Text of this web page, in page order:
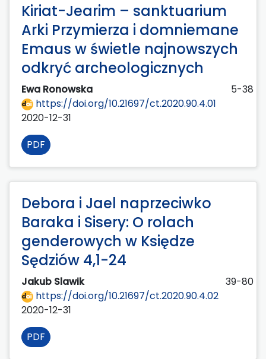
Kiriat-Jearim – sanktuarium
Arki Przymierza i domniemane
Emaus w świetle najnowszych
odkryć archeologicznych
Ewa Ronowska
5-38
https://doi.org/10.21697/ct.2020.90.4.01
2020-12-31
PDF
Debora i Jael naprzeciwko
Baraka i Sisery: O rolach
genderowych w Księdze
Sędziów 4,1-24
Jakub Slawik
39-80
https://doi.org/10.21697/ct.2020.90.4.02
2020-12-31
PDF